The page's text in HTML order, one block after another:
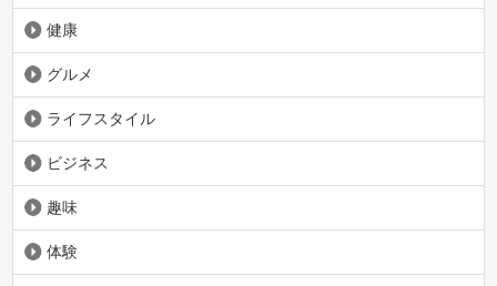
健康
グルメ
ライフスタイル
ビジネス
趣味
体験